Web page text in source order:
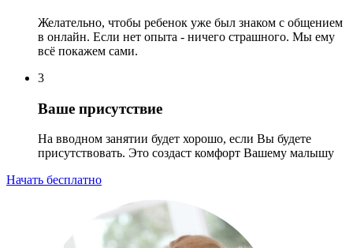
Желательно, чтобы ребенок уже был знаком с общением
в онлайн. Если нет опыта - ничего страшного. Мы ему
всё покажем сами.
3
Ваше присутствие
На вводном занятии будет хорошо, если Вы будете
присутствовать. Это создаст комфорт Вашему малышу
Начать бесплатно